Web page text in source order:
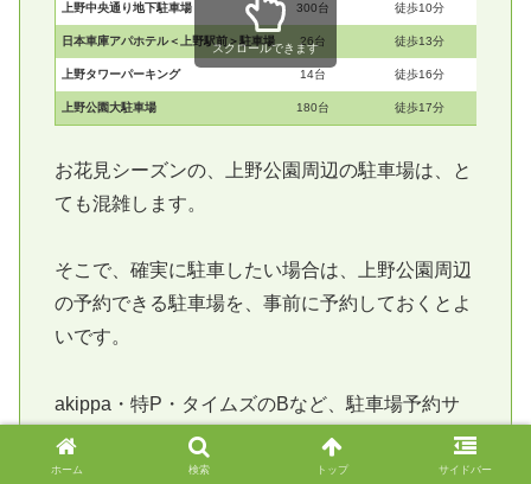
上野中央通り地下駐車場 300台 徒歩10分
日本車庫アパホテル＜上野駅前＞駐車場 26台 徒歩13分
上野タワーパーキング 14台 徒歩16分
上野公園大駐車場 180台 徒歩17分
スクロールできます
お花見シーズンの、上野公園周辺の駐車場は、と
ても混雑します。
そこで、確実に駐車したい場合は、上野公園周辺
の予約できる駐車場を、事前に予約しておくとよ
いです。
akippa・特P・タイムズのBなど、駐車場予約サ
イトを利用すると、次のようなメリットがありま
す。
ホーム 検索 トップ サイドバー